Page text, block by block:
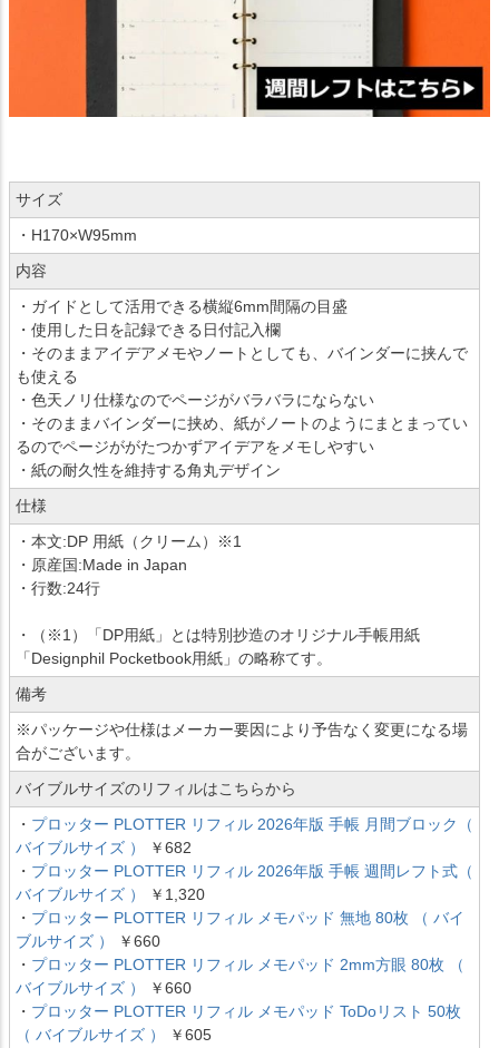
サイズ
・H170×W95mm
内容
・ガイドとして活用できる横縦6mm間隔の目盛
・使用した日を記録できる日付記入欄
・そのままアイデアメモやノートとしても、バインダーに挟んで
も使える
・色天ノリ仕様なのでページがバラバラにならない
・そのままバインダーに挟め、紙がノートのようにまとまってい
るのでページががたつかずアイデアをメモしやすい
・紙の耐久性を維持する角丸デザイン
仕様
・本文:DP 用紙（クリーム）※1
・原産国:Made in Japan
・行数:24行
・（※1）「DP用紙」とは特別抄造のオリジナル手帳用紙
「Designphil Pocketbook用紙」の略称てす。
備考
※パッケージや仕様はメーカー要因により予告なく変更になる場
合がございます。
バイブルサイズのリフィルはこちらから
・ プロッター PLOTTER リフィル 2026年版 手帳 月間ブロック（
バイブルサイズ ）
￥682
・ プロッター PLOTTER リフィル 2026年版 手帳 週間レフト式（
バイブルサイズ ）
￥1,320
・ プロッター PLOTTER リフィル メモパッド 無地 80枚 （ バイ
ブルサイズ ）
￥660
・ プロッター PLOTTER リフィル メモパッド 2mm方眼 80枚 （
バイブルサイズ ）
￥660
・ プロッター PLOTTER リフィル メモパッド ToDoリスト 50枚
（ バイブルサイズ ）
￥605